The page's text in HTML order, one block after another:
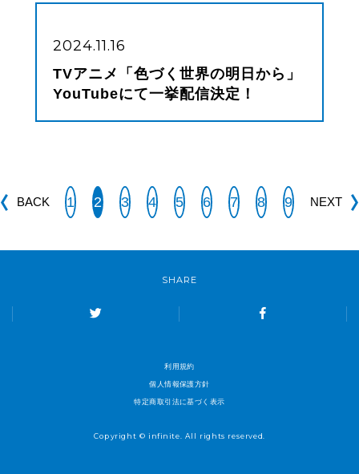
2024.11.16
TVアニメ「色づく世界の明日から」
YouTubeにて一挙配信決定！
BACK 1 2 3 4 5 6 7 8 9 NEXT
SHARE
利用規約
個人情報保護方針
特定商取引法に基づく表示
Copyright © infinite. All rights reserved.